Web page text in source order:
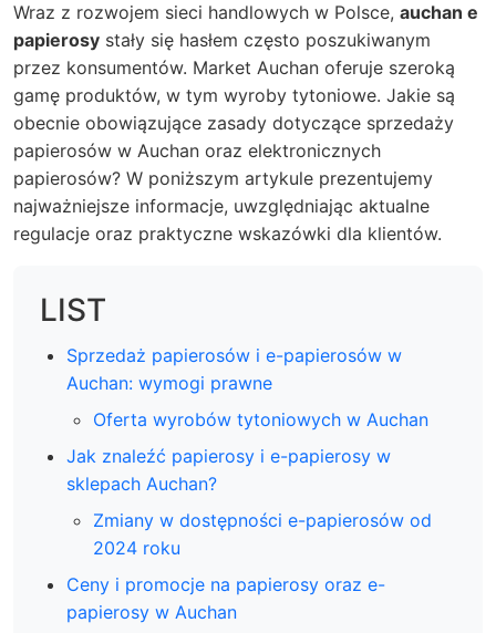
Wraz z rozwojem sieci handlowych w Polsce, auchan e
papierosy stały się hasłem często poszukiwanym
przez konsumentów. Market Auchan oferuje szeroką
gamę produktów, w tym wyroby tytoniowe. Jakie są
obecnie obowiązujące zasady dotyczące sprzedaży
papierosów w Auchan oraz elektronicznych
papierosów? W poniższym artykule prezentujemy
najważniejsze informacje, uwzględniając aktualne
regulacje oraz praktyczne wskazówki dla klientów.
LIST
Sprzedaż papierosów i e-papierosów w
Auchan: wymogi prawne
Oferta wyrobów tytoniowych w Auchan
Jak znaleźć papierosy i e-papierosy w
sklepach Auchan?
Zmiany w dostępności e-papierosów od
2024 roku
Ceny i promocje na papierosy oraz e-
papierosy w Auchan